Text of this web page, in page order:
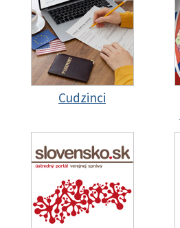
Cudzinci